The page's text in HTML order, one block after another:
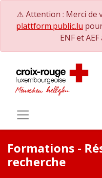
⚠️ Attention : Merci de
plattform.public.lu
ENF et
Formations -
recherche